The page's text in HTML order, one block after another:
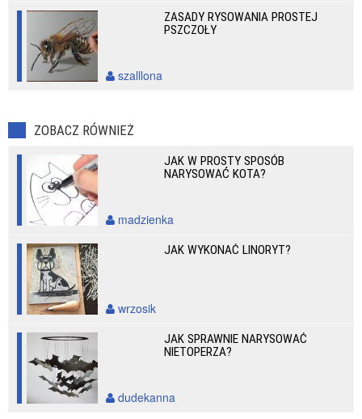
ZASADY RYSOWANIA PROSTEJ
PSZCZOŁY
szalllona
ZOBACZ RÓWNIEŻ
JAK W PROSTY SPOSÓB
NARYSOWAĆ KOTA?
madzienka
JAK WYKONAĆ LINORYT?
wrzosik
JAK SPRAWNIE NARYSOWAĆ
NIETOPERZA?
dudekanna